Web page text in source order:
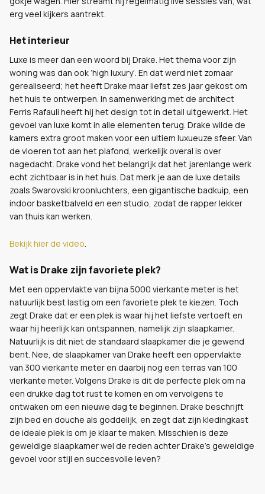
erg veel kijkers aantrekt.
Het interieur
Luxe is meer dan een woord bij Drake. Het thema voor zijn
woning was dan ook ‘high luxury’. En dat werd niet zomaar
gerealiseerd; het heeft Drake maar liefst zes jaar gekost om
het huis te ontwerpen. In samenwerking met de architect
Ferris Rafauli heeft hij het design tot in detail uitgewerkt. Het
gevoel van luxe komt in alle elementen terug. Drake wilde de
kamers extra groot maken voor een ultiem luxueuze sfeer. Van
de vloeren tot aan het plafond, werkelijk overal is over
nagedacht. Drake vond het belangrijk dat het jarenlange werk
echt zichtbaar is in het huis. Dat merk je aan de luxe details
zoals Swarovski kroonluchters, een gigantische badkuip, een
indoor basketbalveld en een studio, zodat de rapper lekker
van thuis kan werken.
Bekijk hier de video.
Wat is Drake zijn favoriete plek?
Met een oppervlakte van bijna 5000 vierkante meter is het
natuurlijk best lastig om een favoriete plek te kiezen. Toch
zegt Drake dat er een plek is waar hij het liefste vertoeft en
waar hij heerlijk kan ontspannen, namelijk zijn slaapkamer.
Natuurlijk is dit niet de standaard slaapkamer die je gewend
bent. Nee, de slaapkamer van Drake heeft een oppervlakte
van 300 vierkante meter en daarbij nog een terras van 100
vierkante meter. Volgens Drake is dit de perfecte plek om na
een drukke dag tot rust te komen en om vervolgens te
ontwaken om een nieuwe dag te beginnen. Drake beschrijft
zijn bed en douche als goddelijk, en zegt dat zijn kledingkast
de ideale plek is om je klaar te maken. Misschien is deze
geweldige slaapkamer wel de reden achter Drake’s geweldige
gevoel voor stijl en succesvolle leven?